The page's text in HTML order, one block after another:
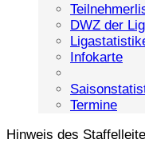
DWZ der
Infokarte
Termine
Hinweis des